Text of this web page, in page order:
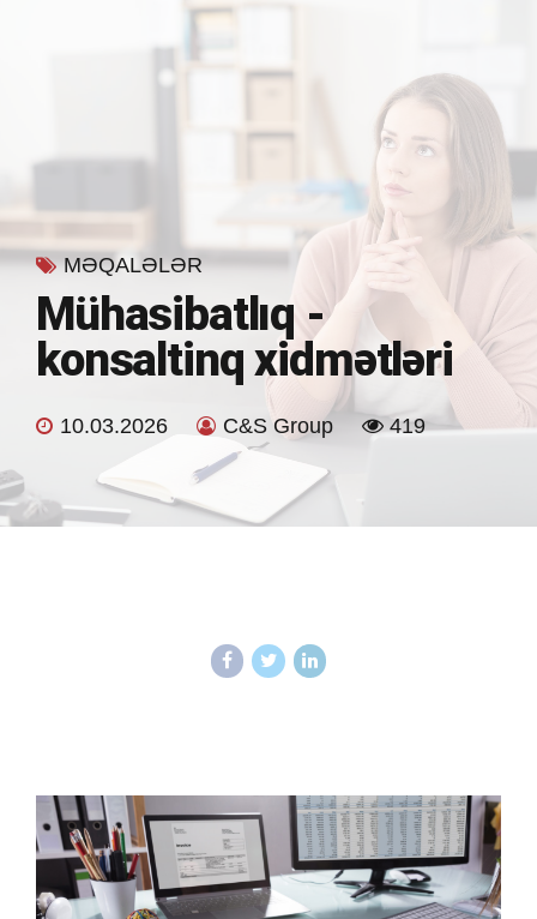
MƏQALƏLƏR
Mühasibatlıq -
konsaltinq xidmətləri
10.03.2026 C&S Group 419